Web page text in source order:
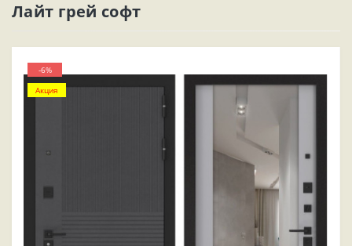
Лайт грей софт
-6%
Акция